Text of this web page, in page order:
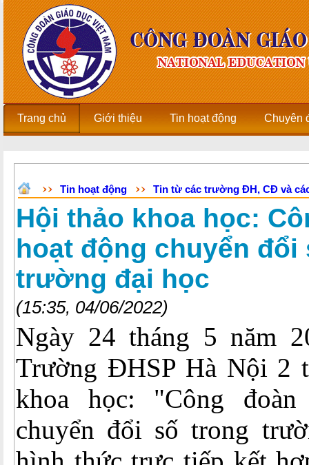
Trang chủ Giới thiệu Tin hoạt động Chuyên
Tin hoạt động Tin từ các trường ĐH, CĐ và
Hội thảo khoa học:
hoạt động chuyển đổi
trường đại học
(15:35, 04/06/2022)
Ngày 24 tháng 5 năm
Trường ĐHSP Hà Nội 2
khoa học: "Công
chuyển đổi số trong